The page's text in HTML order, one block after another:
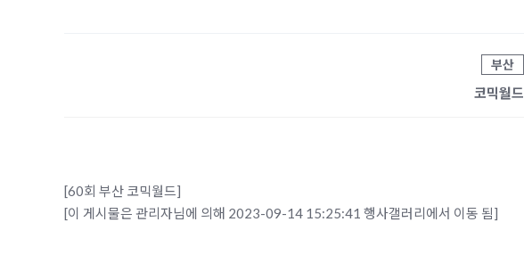
부산
코믹월드
[60회 부산 코믹월드]
[이 게시물은 관리자님에 의해 2023-09-14 15:25:41 행사갤러리에서 이동 됨]